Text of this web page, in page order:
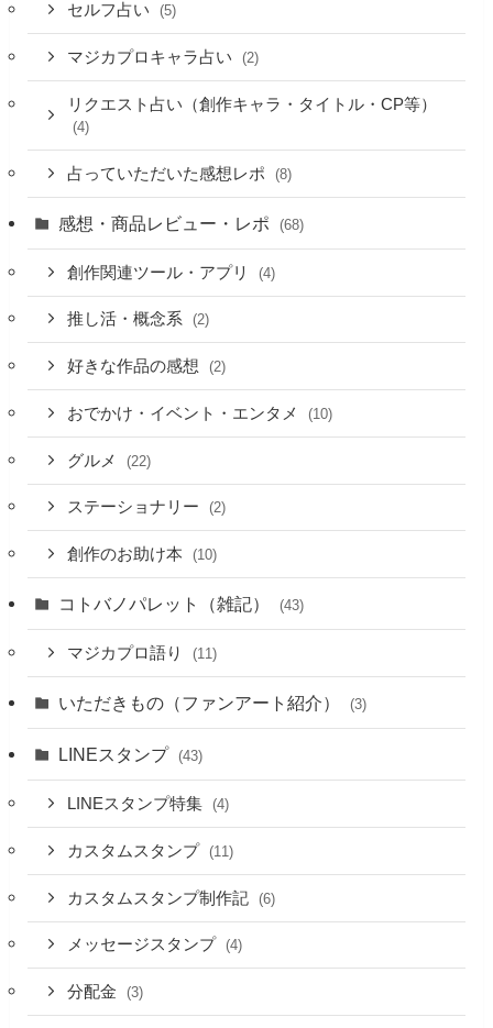
セルフ占い (5)
マジカプロキャラ占い (2)
リクエスト占い（創作キャラ・タイトル・CP等）
(4)
占っていただいた感想レポ (8)
感想・商品レビュー・レポ (68)
創作関連ツール・アプリ (4)
推し活・概念系 (2)
好きな作品の感想 (2)
おでかけ・イベント・エンタメ (10)
グルメ (22)
ステーショナリー (2)
創作のお助け本 (10)
コトバノパレット（雑記） (43)
マジカプロ語り (11)
いただきもの（ファンアート紹介） (3)
LINEスタンプ (43)
LINEスタンプ特集 (4)
カスタムスタンプ (11)
カスタムスタンプ制作記 (6)
メッセージスタンプ (4)
分配金 (3)